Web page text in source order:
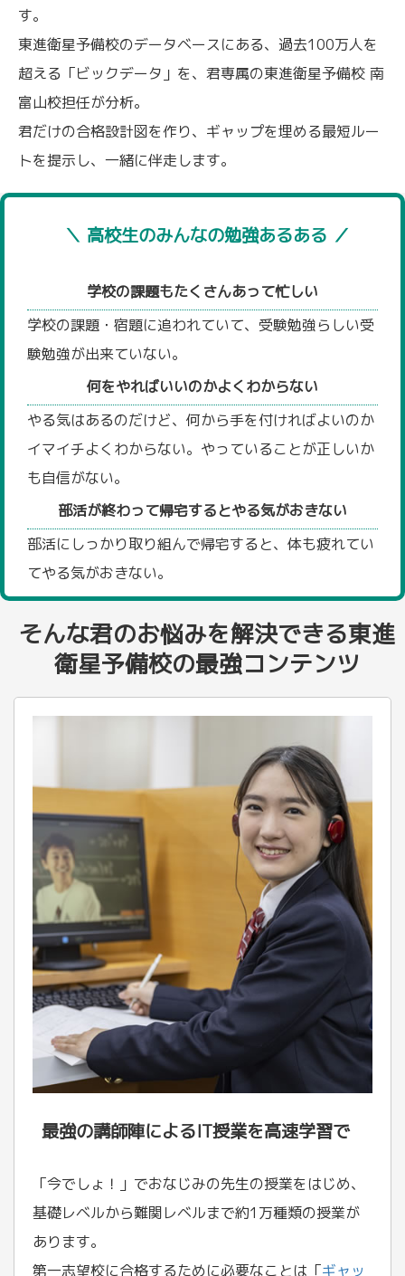
す。
東進衛星予備校のデータベースにある、過去100万人を
超える「ビックデータ」を、君専属の東進衛星予備校 南
富山校担任が分析。
君だけの合格設計図を作り、ギャップを埋める最短ルー
トを提示し、一緒に伴走します。
＼ 高校生のみんなの勉強あるある ／
学校の課題もたくさんあって忙しい
学校の課題・宿題に追われていて、受験勉強らしい受
験勉強が出来ていない。
何をやればいいのかよくわからない
やる気はあるのだけど、何から手を付ければよいのか
イマイチよくわからない。やっていることが正しいか
も自信がない。
部活が終わって帰宅するとやる気がおきない
部活にしっかり取り組んで帰宅すると、体も疲れてい
てやる気がおきない。
そんな君のお悩みを解決できる東進
衛星予備校の最強コンテンツ
最強の講師陣によるIT授業を高速学習で
「今でしょ！」でおなじみの先生の授業をはじめ、
基礎レベルから難関レベルまで約1万種類の授業が
あります。
第一志望校に合格するために必要なことは「ギャッ